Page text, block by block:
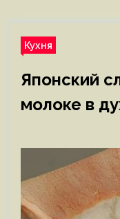
Кухня
Японский
молоке в